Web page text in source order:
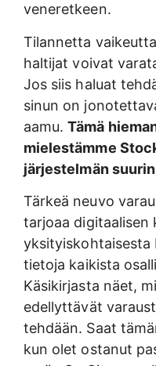
veneretkeen.
Tilannetta
haltijat voivat
Jos siis haluat
sinun on
aamu.Tämä
mielestämme
järjestelmän
Tärkeä neuvo
tarjoaa digitaalisen
yksityiskohtaisesta
tietoja kaikista
Käsikirjasta näet,
edellyttävät
tehdään. Saat
kun olet ostanut